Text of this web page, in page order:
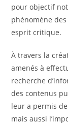
pour objectif
phénomène
esprit critique.
À travers la
amenés à
recherche
des contenus
leur a permis
mais aussi